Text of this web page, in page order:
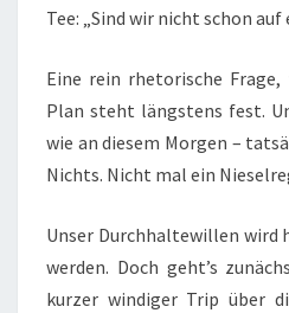
Tee: „Sind wir nicht schon auf
Eine rein rhetorische
Plan steht längstens fest.
wie an diesem Morgen –
Nichts. Nicht mal ein
Unser Durchhaltewillen
werden. Doch geht’s
kurzer windiger Trip über